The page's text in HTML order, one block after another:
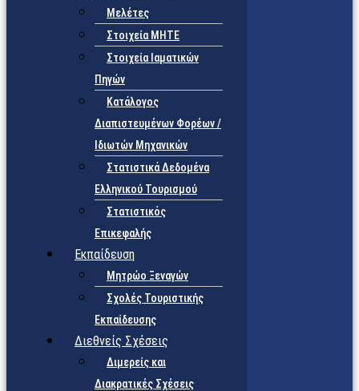
Μελέτες
Στοιχεία ΜΗΤΕ
Στοιχεία Ιαματικών
Πηγών
Κατάλογος
Διαπιστευμένων Φορέων /
Ιδιωτών Μηχανικών
Στατιστικά Δεδομένα
Ελληνικού Τουρισμού
Στατιστικός
Επικεφαλής
Εκπαίδευση
Μητρώο Ξεναγών
Σχολές Τουριστικής
Εκπαίδευσης
Διεθνείς Σχέσεις
Διμερείς και
Διακρατικές Σχέσεις